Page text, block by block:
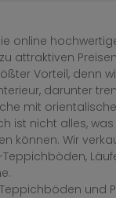
online
attraktiven
Vorteil, denn
darunter
mit
ist nicht alles,
können. Wir
Teppichböden und